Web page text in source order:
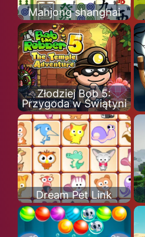
Mahjong shanghai
Złodziej Bob 5:
Przygoda w Świątyni
Dream Pet Link